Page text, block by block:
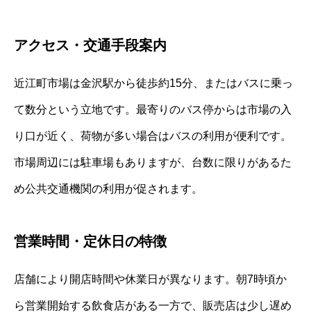
アクセス・交通手段案内
近江町市場は金沢駅から徒歩約15分、またはバスに乗っ
て数分という立地です。最寄りのバス停からは市場の入
り口が近く、荷物が多い場合はバスの利用が便利です。
市場周辺には駐車場もありますが、台数に限りがあるた
め公共交通機関の利用が促されます。
営業時間・定休日の特徴
店舗により開店時間や休業日が異なります。朝7時頃か
ら営業開始する飲食店がある一方で、販売店は少し遅め